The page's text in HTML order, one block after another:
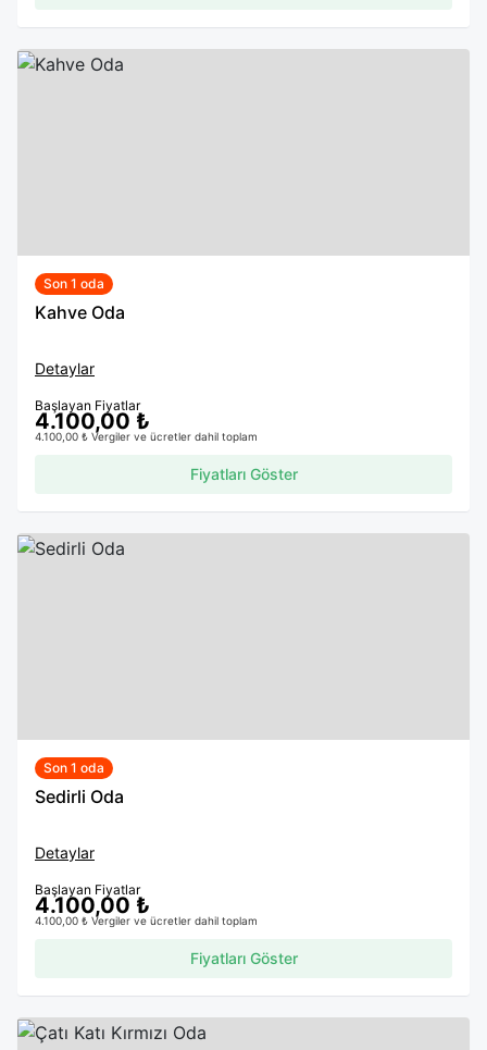
Son 1 oda
Kahve Oda
Detaylar
Başlayan Fiyatlar
4.100,00 ₺
4.100,00 ₺ Vergiler ve ücretler dahil toplam
Fiyatları Göster
Son 1 oda
Sedirli Oda
Detaylar
Başlayan Fiyatlar
4.100,00 ₺
4.100,00 ₺ Vergiler ve ücretler dahil toplam
Fiyatları Göster